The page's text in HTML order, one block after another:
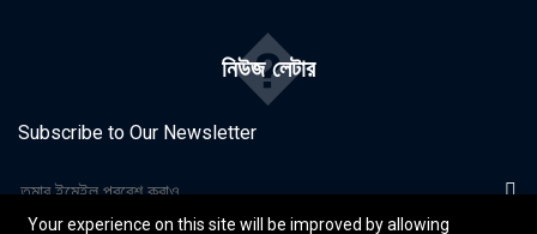
নিউজ লেটার
�
Subscribe to Our Newsletter
Your experience on this site will be improved by allowing